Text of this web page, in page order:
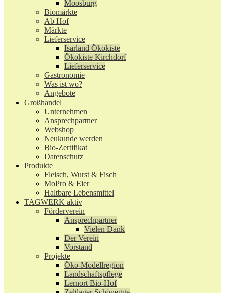
Moosburg
Biomärkte
Ab Hof
Märkte
Lieferservice
Isarland Ökokiste
Ökokiste Kirchdorf
Lieferservice
Gastronomie
Was ist wo?
Angebote
Großhandel
Unternehmen
Ansprechpartner
Webshop
Neukunde werden
Bio-Zertifikat
Datenschutz
Produkte
Fleisch, Wurst & Fisch
MoPro & Eier
Haltbare Lebensmittel
TAGWERK aktiv
Förderverein
Ansprechpartner
Vielen Dank
Der Verein
Vorstand
Projekte
Öko-Modellregion
Landschaftspflege
Lernort Bio-Hof